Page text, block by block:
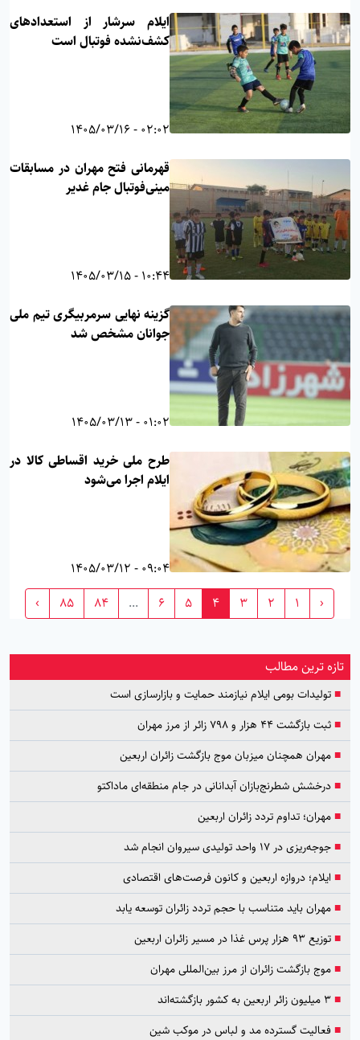
ایلام سرشار از استعدادهای
کشف‌نشده فوتبال است
02:02 - 1405/03/16
قهرمانی فتح مهران در مسابقات
مینی‌فوتبال جام غدیر
10:44 - 1405/03/15
گزینه نهایی سرمربیگری تیم ملی
جوانان مشخص شد
01:02 - 1405/03/13
طرح ملی خرید اقساطی کالا در
ایلام اجرا می‌شود
09:04 - 1405/03/12
‹
1
2
3
4
5
6
...
84
85
›
تازه ترین مطالب
■تولیدات بومی ایلام نیازمند حمایت و بازارسازی است
■ثبت بازگشت ۴۴ هزار و ۷۹۸ زائر از مرز مهران
■مهران همچنان میزبان موج بازگشت زائران اربعین
■درخشش شطرنج‌بازان آبدانانی در جام منطقه‌ای ماداکتو
■مهران؛ تداوم تردد زائران اربعین
■جوجه‌ریزی در ۱۷ واحد تولیدی سیروان انجام شد
■ ایلام؛ دروازه اربعین و کانون فرصت‌های اقتصادی
■مهران باید متناسب با حجم تردد زائران توسعه یابد
■توزیع ۹۳ هزار پرس غذا در مسیر زائران اربعین
■موج بازگشت زائران از مرز بین‌المللی مهران
■۳ میلیون زائر اربعین به کشور بازگشته‌اند
■فعالیت گسترده مد و لباس در موکب شین